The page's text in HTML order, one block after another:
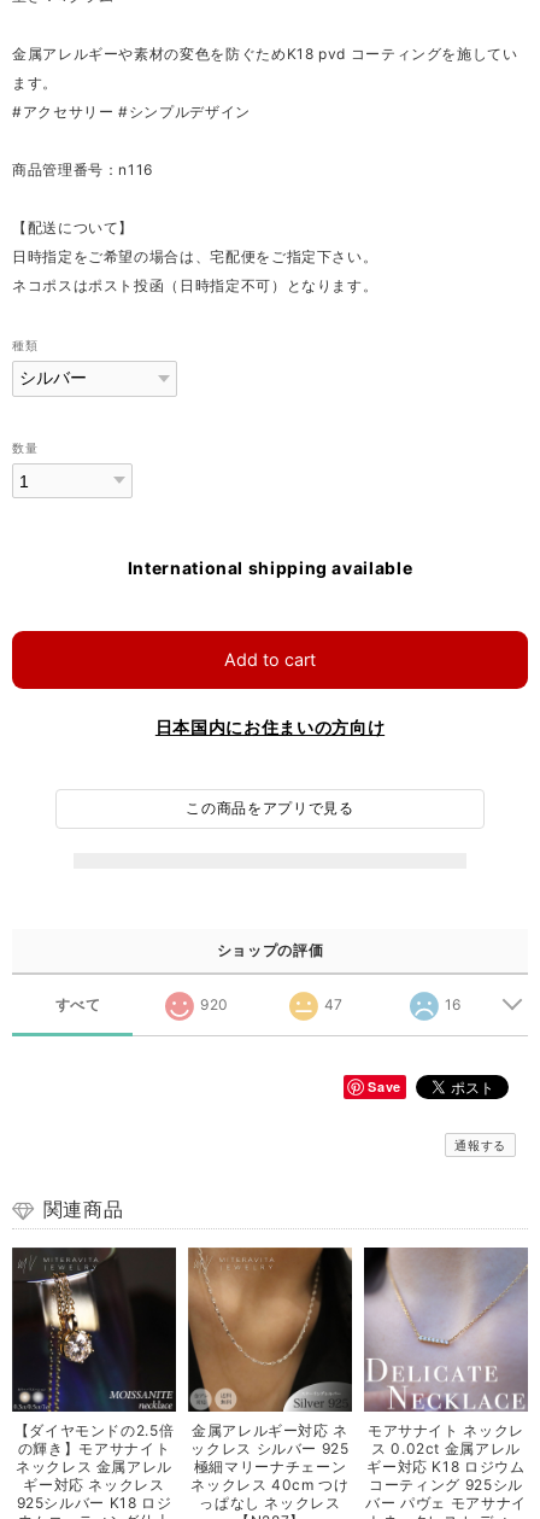
金属アレルギーや素材の変色を防ぐためK18 pvd コーティングを施してい
ます。
#アクセサリー #シンプルデザイン
商品管理番号：n116
【配送について】
日時指定をご希望の場合は、宅配便をご指定下さい。
ネコポスはポスト投函（日時指定不可）となります。
種類
数量
International shipping available
Add to cart
日本国内にお住まいの方向け
この商品をアプリで見る
ショップの評価
すべて 920 47 16
Save
通報する
関連商品
【ダイヤモンドの2.5倍
の輝き】モアサナイト
ネックレス 金属アレル
ギー対応 ネックレス
925シルバー K18 ロジ
金属アレルギー対応 ネ
ックレス シルバー 925
極細マリーナチェーン
ネックレス 40cm つけ
っぱなし ネックレス
モアサナイト ネックレ
ス 0.02ct 金属アレル
ギー対応 K18 ロジウム
コーティング 925シル
バー パヴェ モアサナイ